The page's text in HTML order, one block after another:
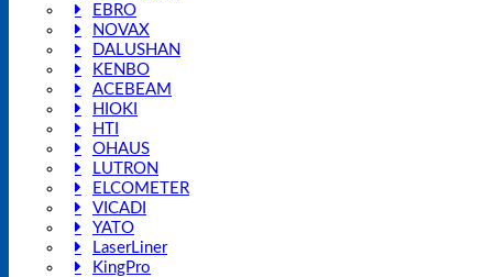
EBRO
NOVAX
DALUSHAN
KENBO
ACEBEAM
HIOKI
HTI
OHAUS
LUTRON
ELCOMETER
VICADI
YATO
LaserLiner
KingPro